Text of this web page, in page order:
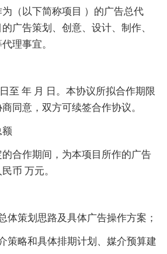
（以下简称项目 ）的广告总代
广告策划、创意、设计、制作、
理事宜。
至 年 月 日。本协议所拟合作期限
同意，双方可续签合作协议。
额
合作期间，为本项目所作的广告
币 万元。
体策划思路及具体广告操作方案；
策略和具体排期计划、媒介预算建